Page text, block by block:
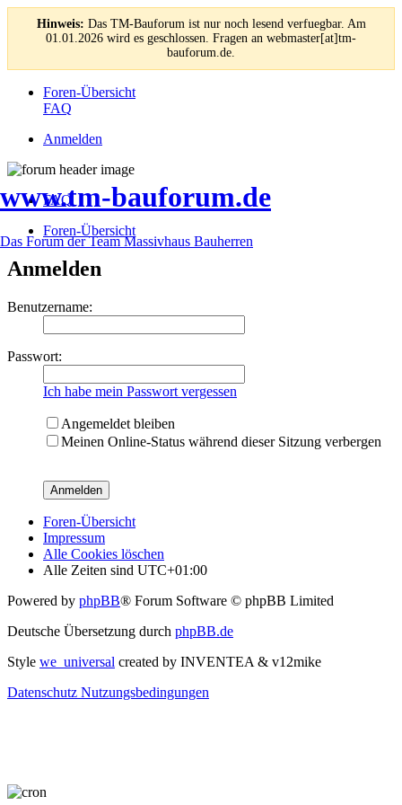
Hinweis: Das TM-Bauforum ist nur noch lesend verfuegbar. Am
01.01.2026 wird es geschlossen. Fragen an webmaster[at]tm-
bauforum.de.
Foren-Übersicht
FAQ
Anmelden
www.tm-bauforum.de
Das Forum der Team Massivhaus Bauherren
FAQ
Foren-Übersicht
Anmelden
Benutzername:
Passwort:
Ich habe mein Passwort vergessen
Angemeldet bleiben
Meinen Online-Status während dieser Sitzung verbergen
Foren-Übersicht
Impressum
Alle Cookies löschen
Alle Zeiten sind UTC+01:00
Powered by phpBB® Forum Software © phpBB Limited
Deutsche Übersetzung durch phpBB.de
Style we_universal created by INVENTEA & v12mike
Datenschutz Nutzungsbedingungen